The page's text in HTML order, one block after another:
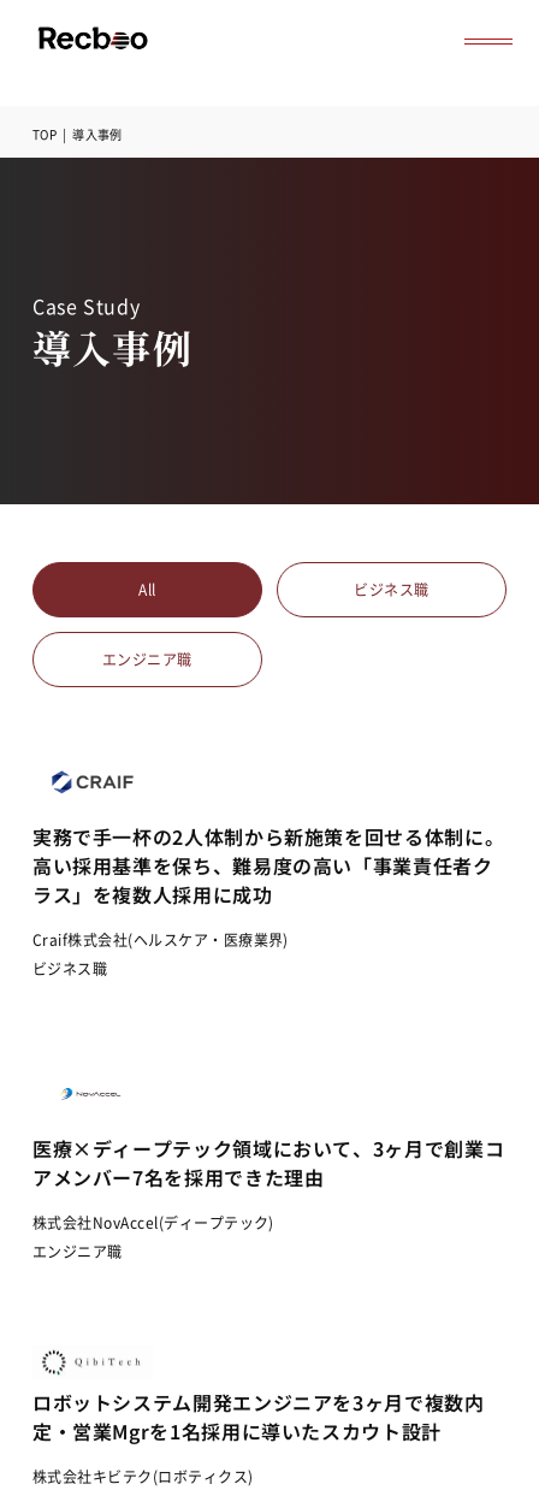
導入事例
無料オンライン相談
サービス資料ダウンロード
TOP | 導入事例
Case Study
導入事例
All ビジネス職
エンジニア職
実務で手一杯の2人体制から新施策を回せる体制に。
高い採用基準を保ち、難易度の高い「事業責任者ク
ラス」を複数人採用に成功
Craif株式会社(ヘルスケア・医療業界)
ビジネス職
医療×ディープテック領域において、3ヶ月で創業コ
アメンバー7名を採用できた理由
株式会社NovAccel(ディープテック)
エンジニア職
ロボットシステム開発エンジニアを3ヶ月で複数内
定・営業Mgrを1名採用に導いたスカウト設計
株式会社キビテク(ロボティクス)